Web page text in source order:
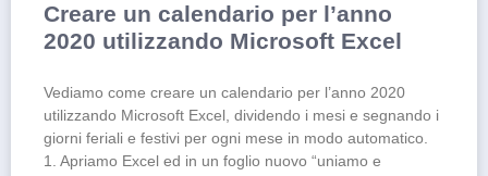
Creare un calendario per l’anno
2020 utilizzando Microsoft Excel
Vediamo come creare un calendario per l’anno 2020
utilizzando Microsoft Excel, dividendo i mesi e segnando i
giorni feriali e festivi per ogni mese in modo automatico.
1. Apriamo Excel ed in un foglio nuovo “uniamo e